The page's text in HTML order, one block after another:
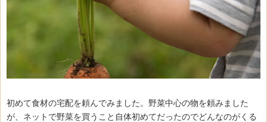
初めて食材の宅配を頼んでみました。野菜中心の物を頼みました
が、ネットで野菜を買うこと自体初めてだったのでどんなのがくる